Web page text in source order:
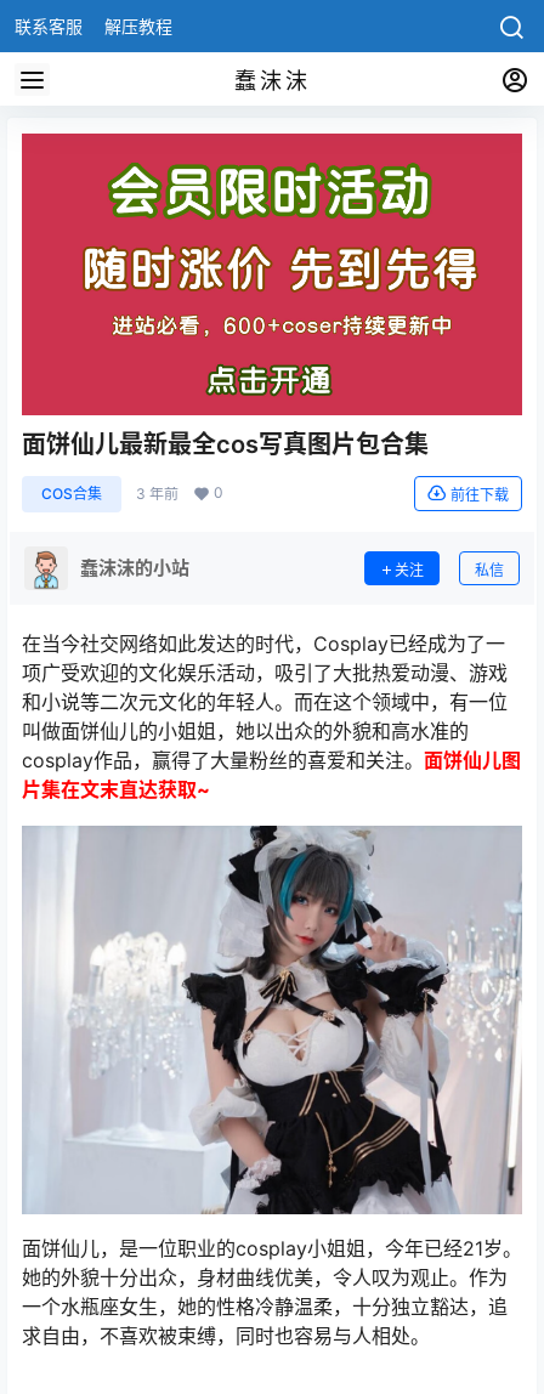
联系客服 解压教程
蠢沫沫
面饼仙儿最新最全cos写真图片包合集
COS合集 3 年前 0 前往下载
蠢沫沫的小站 关注 私信
在当今社交网络如此发达的时代，Cosplay已经成为了一
项广受欢迎的文化娱乐活动，吸引了大批热爱动漫、游戏
和小说等二次元文化的年轻人。而在这个领域中，有一位
叫做面饼仙儿的小姐姐，她以出众的外貌和高水准的
cosplay作品，赢得了大量粉丝的喜爱和关注。 面饼仙儿图
片集在文末直达获取~
面饼仙儿，是一位职业的cosplay小姐姐，今年已经21岁。
她的外貌十分出众，身材曲线优美，令人叹为观止。作为
一个水瓶座女生，她的性格冷静温柔，十分独立豁达，追
求自由，不喜欢被束缚，同时也容易与人相处。